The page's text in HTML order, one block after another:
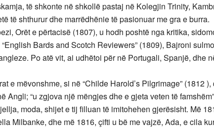
të shkonte në shkollë pastaj në Kolegjin Trinity,
të shthurur dhe marrëdhënie të pasionuar me gra e burra.
Orët e përtacisë (1807), u hodh poshtë nga kritika,
Bards and Scotch Reviewers” (1809), Bajroni
Po atë vit, ai udhëtoi për në Portugali, Spanjë, dhe
e mëvonshme, si në “Childe Harold’s Pilgrimage” (1812 ),
Angli; “u zgjova një mëngjes dhe e gjeta veten të
moda, shijet e tij filluan të imitohehen gjerësisht. Më
Milbanke, dhe më 1816, çifti u bë me vajzë, Ada, e cila